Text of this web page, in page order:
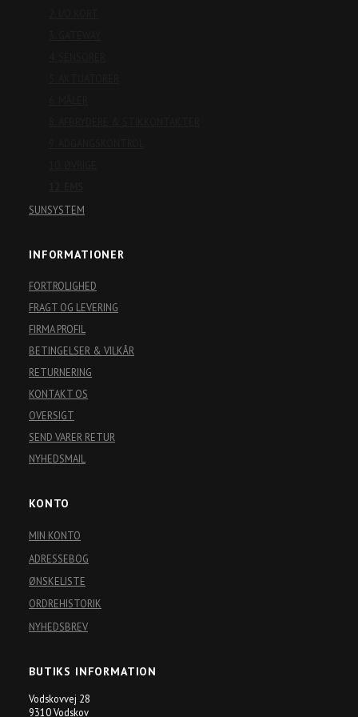
SUNSYSTEM
INFORMATIONER
FORTROLIGHED
FRAGT OG LEVERING
FIRMA PROFIL
BETINGELSER & VILKÅR
RETURNERING
KONTAKT OS
OVERSIGT
SEND VARER RETUR
NYHEDSMAIL
KONTO
MIN KONTO
ADRESSEBOG
ØNSKELISTE
ORDREHISTORIK
NYHEDSBREV
BUTIKS INFORMATION
Vodskovvej 28
9310 Vodskov